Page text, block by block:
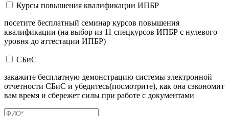
Курсы повышения квалификации ИПБР
посетите бесплатный семинар курсов повышения
квалификации (на выбор из 11 спецкурсов ИПБР с нулевого
уровня до аттестации ИПБР)
СБиС
закажите бесплатную демонстрацию системы электронной
отчетности СБиС и убедитесь(посмотрите), как она сэкономит
вам время и сбережет силы при работе с документами